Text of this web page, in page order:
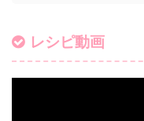
レシピ動画